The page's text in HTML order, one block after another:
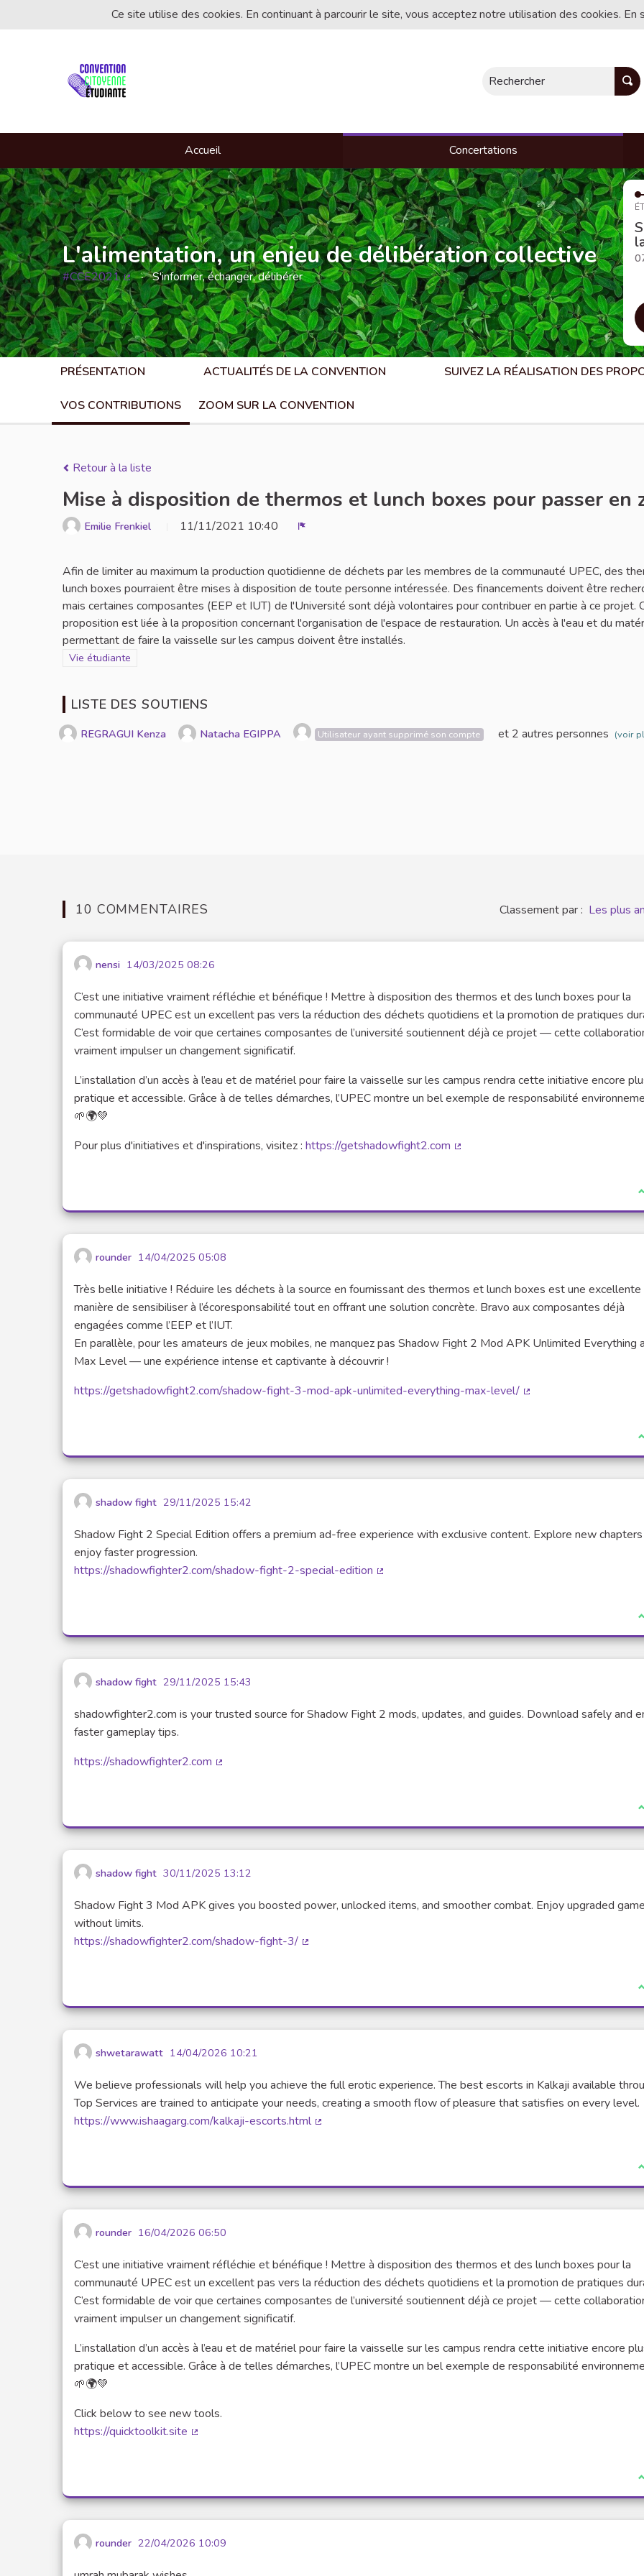
Ce site utilise des cookies. En continuant à parcourir le site, vous acceptez notre utilisation des cookies.
Rechercher
Accueil Concertations
L'alimentation, un enjeu de délibération collective
#CCE2021
(Lien externe)
S'informer, échanger, délibérer
PRÉSENTATION ACTUALITÉS DE LA CONVENTION SUIVEZ LA RÉALISATION DES
VOS CONTRIBUTIONS ZOOM SUR LA CONVENTION
Retour à la liste
Mise à disposition de thermos et lunch boxes pour passer en
Emilie Frenkiel 11/11/2021 10:40
Afin de limiter au maximum la production quotidienne de déchets par les membres de la communauté UPEC, des
lunch boxes pourraient être mises à disposition de toute personne intéressée. Des financements doivent être
mais certaines composantes (EEP et IUT) de l'Université sont déjà volontaires pour contribuer en partie à ce projet.
proposition est liée à la proposition concernant l'organisation de l'espace de restauration. Un accès à l'eau et du
permettant de faire la vaisselle sur les campus doivent être installés.
Filtrer les résultats de la catégorie : Vie étudiante
Vie étudiante
LISTE DES SOUTIENS
REGRAGUI Kenza Natacha EGIPPA Utilisateur ayant supprimé son compte et 2 autres personnes (voir
10 COMMENTAIRES Classement par : Les plus
nensi 14/03/2025 08:26
C’est une initiative vraiment réfléchie et bénéfique ! Mettre à disposition des thermos et des lunch boxes pour la
communauté UPEC est un excellent pas vers la réduction des déchets quotidiens et la promotion de pratiques
C’est formidable de voir que certaines composantes de l’université soutiennent déjà ce projet — cette
vraiment impulser un changement significatif.
L’installation d’un accès à l’eau et de matériel pour faire la vaisselle sur les campus rendra cette initiative encore
pratique et accessible. Grâce à de telles démarches, l’UPEC montre un bel exemple de responsabilité
🌱🌍💚
Pour plus d'initiatives et d'inspirations, visitez : https://getshadowfight2.com
rounder 14/04/2025 05:08
Très belle initiative ! Réduire les déchets à la source en fournissant des thermos et lunch boxes est une excellente
manière de sensibiliser à l’écoresponsabilité tout en offrant une solution concrète. Bravo aux composantes déjà
engagées comme l’EEP et l’IUT.
En parallèle, pour les amateurs de jeux mobiles, ne manquez pas Shadow Fight 2 Mod APK Unlimited Everything
Max Level — une expérience intense et captivante à découvrir !
https://getshadowfight2.com/shadow-fight-3-mod-apk-unlimited-everything-max-level/
shadow fight 29/11/2025 15:42
Shadow Fight 2 Special Edition offers a premium ad-free experience with exclusive content. Explore new chapters
enjoy faster progression.
https://shadowfighter2.com/shadow-fight-2-special-edition
shadow fight 29/11/2025 15:43
shadowfighter2.com is your trusted source for Shadow Fight 2 mods, updates, and guides. Download safely and
faster gameplay tips.
https://shadowfighter2.com
shadow fight 30/11/2025 13:12
Shadow Fight 3 Mod APK gives you boosted power, unlocked items, and smoother combat. Enjoy upgraded
without limits.
https://shadowfighter2.com/shadow-fight-3/
shwetarawatt 14/04/2026 10:21
We believe professionals will help you achieve the full erotic experience. The best escorts in Kalkaji available
Top Services are trained to anticipate your needs, creating a smooth flow of pleasure that satisfies on every level.
https://www.ishaagarg.com/kalkaji-escorts.html
rounder 16/04/2026 06:50
C’est une initiative vraiment réfléchie et bénéfique ! Mettre à disposition des thermos et des lunch boxes pour la
communauté UPEC est un excellent pas vers la réduction des déchets quotidiens et la promotion de pratiques
C’est formidable de voir que certaines composantes de l’université soutiennent déjà ce projet — cette
vraiment impulser un changement significatif.
L’installation d’un accès à l’eau et de matériel pour faire la vaisselle sur les campus rendra cette initiative encore
pratique et accessible. Grâce à de telles démarches, l’UPEC montre un bel exemple de responsabilité
🌱🌍💚
Click below to see new tools.
https://quicktoolkit.site
rounder 22/04/2026 10:09